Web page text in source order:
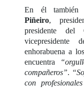
En él también
Piñeiro,
presidente del
enhorabuena a
encuentra
compañeros”.
con